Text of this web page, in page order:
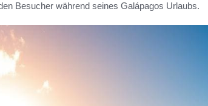
Besucher während seines Galápagos Urlaubs.